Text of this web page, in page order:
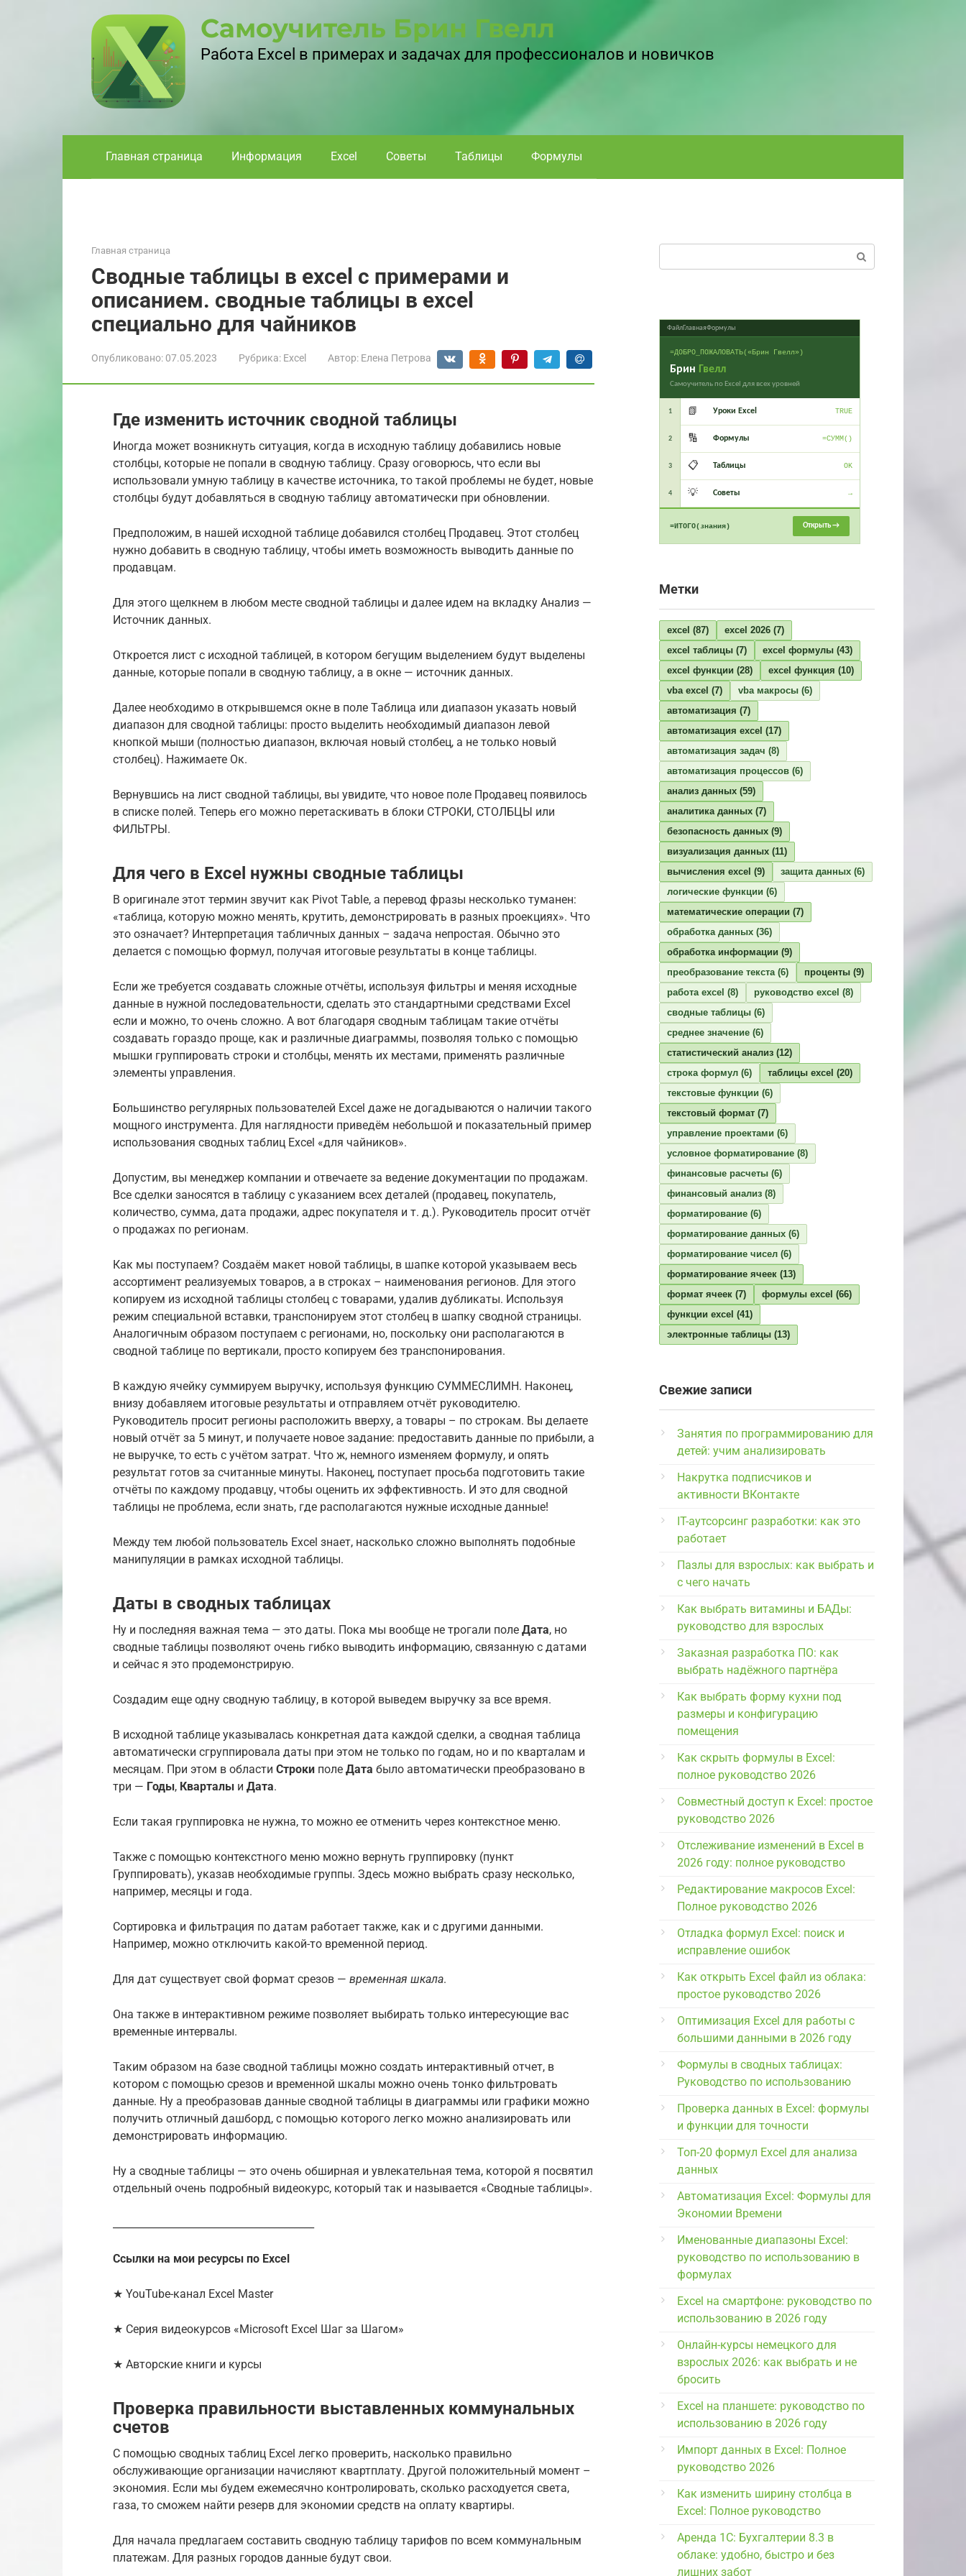
Самоучитель Брин Гвелл
Работа Excel в примерах и задачах для профессионалов и новичков
Главная страница Информация Excel Советы Таблицы Формулы
Главная страница
Сводные таблицы в excel с примерами и
описанием. сводные таблицы в excel
специально для чайников
Опубликовано: 07.05.2023 Рубрика: Excel Автор: Елена Петрова
Где изменить источник сводной таблицы
Иногда может возникнуть ситуация, когда в исходную таблицу добавились новые
столбцы, которые не попали в сводную таблицу. Сразу оговорюсь, что если вы
использовали умную таблицу в качестве источника, то такой проблемы не будет, новые
столбцы будут добавляться в сводную таблицу автоматически при обновлении.
Предположим, в нашей исходной таблице добавился столбец Продавец. Этот столбец
нужно добавить в сводную таблицу, чтобы иметь возможность выводить данные по
продавцам.
Для этого щелкнем в любом месте сводной таблицы и далее идем на вкладку Анализ —
Источник данных.
Откроется лист с исходной таблицей, в котором бегущим выделением будут выделены
данные, которые попали в сводную таблицу, а в окне — источник данных.
Далее необходимо в открывшемся окне в поле Таблица или диапазон указать новый
диапазон для сводной таблицы: просто выделить необходимый диапазон левой
кнопкой мыши (полностью диапазон, включая новый столбец, а не только новый
столбец). Нажимаете Ок.
Вернувшись на лист сводной таблицы, вы увидите, что новое поле Продавец появилось
в списке полей. Теперь его можно перетаскивать в блоки СТРОКИ, СТОЛБЦЫ или
ФИЛЬТРЫ.
Для чего в Excel нужны сводные таблицы
В оригинале этот термин звучит как Pivot Table, а перевод фразы несколько туманен:
«таблица, которую можно менять, крутить, демонстрировать в разных проекциях». Что
это означает? Интерпретация табличных данных – задача непростая. Обычно это
делается с помощью формул, получая итоговые результаты в конце таблицы.
Если же требуется создавать сложные отчёты, используя фильтры и меняя исходные
данные в нужной последовательности, сделать это стандартными средствами Excel
если и можно, то очень сложно. А вот благодаря сводным таблицам такие отчёты
создавать гораздо проще, как и различные диаграммы, позволяя только с помощью
мышки группировать строки и столбцы, менять их местами, применять различные
элементы управления.
Большинство регулярных пользователей Excel даже не догадываются о наличии такого
мощного инструмента. Для наглядности приведём небольшой и показательный пример
использования сводных таблиц Excel «для чайников».
Допустим, вы менеджер компании и отвечаете за ведение документации по продажам.
Все сделки заносятся в таблицу с указанием всех деталей (продавец, покупатель,
количество, сумма, дата продажи, адрес покупателя и т. д.). Руководитель просит отчёт
о продажах по регионам.
Как мы поступаем? Создаём макет новой таблицы, в шапке которой указываем весь
ассортимент реализуемых товаров, а в строках – наименования регионов. Для этого
копируем из исходной таблицы столбец с товарами, удалив дубликаты. Используя
режим специальной вставки, транспонируем этот столбец в шапку сводной страницы.
Аналогичным образом поступаем с регионами, но, поскольку они располагаются в
сводной таблице по вертикали, просто копируем без транспонирования.
В каждую ячейку суммируем выручку, используя функцию СУММЕСЛИМН. Наконец,
внизу добавляем итоговые результаты и отправляем отчёт руководителю.
Руководитель просит регионы расположить вверху, а товары – по строкам. Вы делаете
новый отчёт за 5 минут, и получаете новое задание: предоставить данные по прибыли, а
не выручке, то есть с учётом затрат. Что ж, немного изменяем формулу, и опять
результат готов за считанные минуты. Наконец, поступает просьба подготовить такие
отчёты по каждому продавцу, чтобы оценить их эффективность. И это для сводной
таблицы не проблема, если знать, где располагаются нужные исходные данные!
Между тем любой пользователь Excel знает, насколько сложно выполнять подобные
манипуляции в рамках исходной таблицы.
Даты в сводных таблицах
Ну и последняя важная тема — это даты. Пока мы вообще не трогали поле Дата, но
сводные таблицы позволяют очень гибко выводить информацию, связанную с датами
и сейчас я это продемонстрирую.
Создадим еще одну сводную таблицу, в которой выведем выручку за все время.
В исходной таблице указывалась конкретная дата каждой сделки, а сводная таблица
автоматически сгруппировала даты при этом не только по годам, но и по кварталам и
месяцам. При этом в области Строки поле Дата было автоматически преобразовано в
три — Годы, Кварталы и Дата.
Если такая группировка не нужна, то можно ее отменить через контекстное меню.
Также с помощью контекстного меню можно вернуть группировку (пункт
Группировать), указав необходимые группы. Здесь можно выбрать сразу несколько,
например, месяцы и года.
Сортировка и фильтрация по датам работает также, как и с другими данными.
Например, можно отключить какой-то временной период.
Для дат существует свой формат срезов — временная шкала.
Она также в интерактивном режиме позволяет выбирать только интересующие вас
временные интервалы.
Таким образом на базе сводной таблицы можно создать интерактивный отчет, в
котором с помощью срезов и временной шкалы можно очень тонко фильтровать
данные. Ну а преобразовав данные сводной таблицы в диаграммы или графики можно
получить отличный дашборд, с помощью которого легко можно анализировать или
демонстрировать информацию.
Ну а сводные таблицы — это очень обширная и увлекательная тема, которой я посвятил
отдельный очень подробный видеокурс, который так и называется «Сводные таблицы».
Ссылки на мои ресурсы по Excel
★ YouTube-канал Excel Master
★ Серия видеокурсов «Microsoft Excel Шаг за Шагом»
★ Авторские книги и курсы
Проверка правильности выставленных коммунальных
счетов
С помощью сводных таблиц Excel легко проверить, насколько правильно
обслуживающие организации начисляют квартплату. Другой положительный момент –
экономия. Если мы будем ежемесячно контролировать, сколько расходуется света,
газа, то сможем найти резерв для экономии средств на оплату квартиры.
Для начала предлагаем составить сводную таблицу тарифов по всем коммунальным
платежам. Для разных городов данные будут свои.
ФайлГлавнаяФормулы
=ДОБРО_ПОЖАЛОВАТЬ(«Брин Гвелл»)
Брин Гвелл
Самоучитель по Excel для всех уровней
1 📗 Уроки Excel TRUE
2 🔢 Формулы =СУММ()
3 📋 Таблицы OK
4 💡 Советы →
=ИТОГО(знания) Открыть →
Метки
excel (87) excel 2026 (7)
excel таблицы (7) excel формулы (43)
excel функции (28) excel функция (10)
vba excel (7) vba макросы (6)
автоматизация (7)
автоматизация excel (17)
автоматизация задач (8)
автоматизация процессов (6)
анализ данных (59)
аналитика данных (7)
безопасность данных (9)
визуализация данных (11)
вычисления excel (9) защита данных (6)
логические функции (6)
математические операции (7)
обработка данных (36)
обработка информации (9)
преобразование текста(6) проценты (9)
работа excel (8) руководство excel (8)
сводные таблицы (6)
среднее значение (6)
статистический анализ (12)
строка формул (6) таблицы excel (20)
текстовые функции (6)
текстовый формат (7)
управление проектами (6)
условное форматирование (8)
финансовые расчеты (6)
финансовый анализ (8)
форматирование (6)
форматирование данных (6)
форматирование чисел (6)
форматирование ячеек (13)
формат ячеек (7) формулы excel (66)
функции excel (41)
электронные таблицы (13)
Свежие записи
Занятия по программированию для
детей: учим анализировать
Накрутка подписчиков и
активности ВКонтакте
IT-аутсорсинг разработки: как это
работает
Пазлы для взрослых: как выбрать и
с чего начать
Как выбрать витамины и БАДы:
руководство для взрослых
Заказная разработка ПО: как
выбрать надёжного партнёра
Как выбрать форму кухни под
размеры и конфигурацию
помещения
Как скрыть формулы в Excel:
полное руководство 2026
Совместный доступ к Excel: простое
руководство 2026
Отслеживание изменений в Excel в
2026 году: полное руководство
Редактирование макросов Excel:
Полное руководство 2026
Отладка формул Excel: поиск и
исправление ошибок
Как открыть Excel файл из облака:
простое руководство 2026
Оптимизация Excel для работы с
большими данными в 2026 году
Формулы в сводных таблицах:
Руководство по использованию
Проверка данных в Excel: формулы
и функции для точности
Топ-20 формул Excel для анализа
данных
Автоматизация Excel: Формулы для
Экономии Времени
Именованные диапазоны Excel:
руководство по использованию в
формулах
Excel на смартфоне: руководство по
использованию в 2026 году
Онлайн-курсы немецкого для
взрослых 2026: как выбрать и не
бросить
Excel на планшете: руководство по
использованию в 2026 году
Импорт данных в Excel: Полное
руководство 2026
Как изменить ширину столбца в
Excel: Полное руководство
Аренда 1С: Бухгалтерии 8.3 в
облаке: удобно, быстро и без
лишних забот